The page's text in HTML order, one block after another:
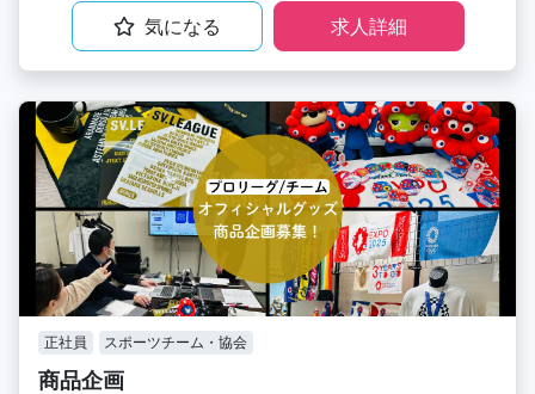
気になる 求人詳細
正社員 スポーツチーム・協会
商品企画